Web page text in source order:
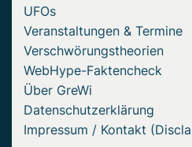
UFOs
Veranstaltungen & Termine
Verschwörungstheorien
WebHype-Faktencheck
Über GreWi
Datenschutzerklärung
Impressum / Kontakt